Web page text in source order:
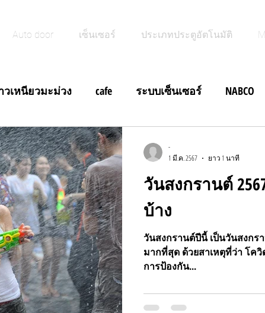
Auto door เซ็นเซอร์ ประเภทประตูอัตโนมัติ
วเหนียวมะม่วง cafe ระบบเซ็นเซอร์ NABCO
ฝีดาษลิง ประตูอัตโนมัติบานสวิง
ข่าวสั้น ประตูอัตโนมัติบานสวิง ข่าวสั้น M Search
ประตูอัตโนมัติ Brakout Door ข่าวสั้น Foot Switch ป
Sw ข่าวสั้น ประตูอัตโนมัติ NABCO
วันสงกรานต์
บ้าง
วันสงกรานต์ปีนี้ เป็นวันสงก
มากที่สุด ด้วยสาเหตุที่ว่า โควิ
การป้องกัน...
-
1 มี.ค. 2567
ยาว 1 นาที